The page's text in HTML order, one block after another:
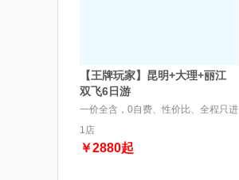
【王牌玩家】昆明+大理+丽江
双飞6日游
一价全含，0自费、性价比、全程只进
1店
￥2880起